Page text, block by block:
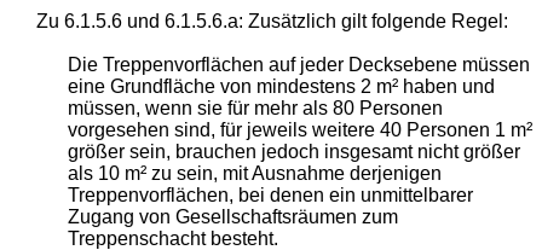
Zu 6.1.5.6 und 6.1.5.6.a: Zusätzlich gilt folgende Regel:
Die Treppenvorflächen auf jeder Decksebene müssen
eine Grundfläche von mindestens 2 m² haben und
müssen, wenn sie für mehr als 80 Personen
vorgesehen sind, für jeweils weitere 40 Personen 1 m²
größer sein, brauchen jedoch insgesamt nicht größer
als 10 m² zu sein, mit Ausnahme derjenigen
Treppenvorflächen, bei denen ein unmittelbarer
Zugang von Gesellschaftsräumen zum
Treppenschacht besteht.